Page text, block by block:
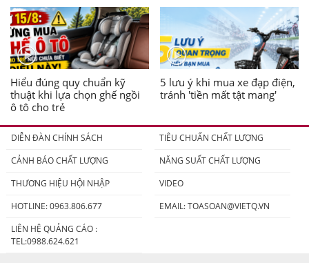
Hiểu đúng quy chuẩn kỹ
thuật khi lựa chọn ghế ngồi
ô tô cho trẻ
5 lưu ý khi mua xe đạp điện,
tránh 'tiền mất tật mang'
DIỄN ĐÀN CHÍNH SÁCH
TIÊU CHUẨN CHẤT LƯỢNG
CẢNH BÁO CHẤT LƯỢNG
NĂNG SUẤT CHẤT LƯỢNG
THƯƠNG HIỆU HỘI NHẬP
VIDEO
HOTLINE: 0963.806.677
EMAIL:TOASOAN@VIETQ.VN
LIÊN HỆ QUẢNG CÁO :
TEL:0988.624.621